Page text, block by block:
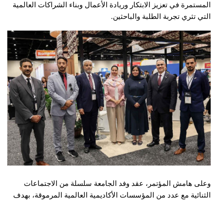
المستمرة في تعزيز الابتكار وريادة الأعمال وبناء الشراكات العالمية
التي تثري تجربة الطلبة والباحثين.
وعلى هامش المؤتمر، عقد وفد الجامعة سلسلة من الاجتماعات
الثنائية مع عدد من المؤسسات الأكاديمية العالمية المرموقة، بهدف